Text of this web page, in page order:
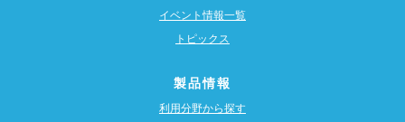
イベント情報一覧
トピックス
製品情報
利用分野から探す